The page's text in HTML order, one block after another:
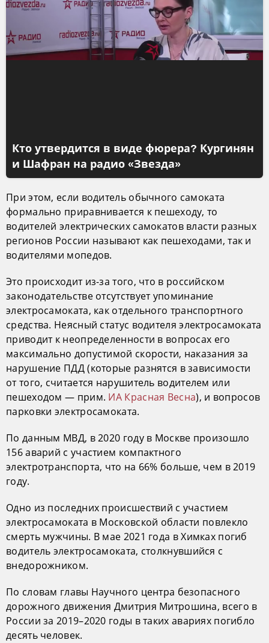
Кто утвердится в виде фюрера? Кургинян
и Шафран на радио «Звезда»
При этом, если водитель обычного самоката
формально приравнивается к пешеходу, то
водителей электрических самокатов власти разных
регионов России называют как пешеходами, так и
водителями мопедов.
Это происходит из-за того, что в российском
законодательстве отсутствует упоминание
электросамоката, как отдельного транспортного
средства. Неясный статус водителя электросамоката
приводит к неопределенности в вопросах его
максимально допустимой скорости, наказания за
нарушение ПДД (которые разнятся в зависимости
от того, считается нарушитель водителем или
пешеходом — прим. ИА Красная Весна), и вопросов
парковки электросамоката.
По данным МВД, в 2020 году в Москве произошло
156 аварий с участием компактного
электротранспорта, что на 66% больше, чем в 2019
году.
Одно из последних происшествий с участием
электросамоката в Московской области повлекло
смерть мужчины. В мае 2021 года в Химках погиб
водитель электросамоката, столкнувшийся с
внедорожником.
По словам главы Научного центра безопасного
дорожного движения Дмитрия Митрошина, всего в
России за 2019–2020 годы в таких авариях погибло
десять человек.